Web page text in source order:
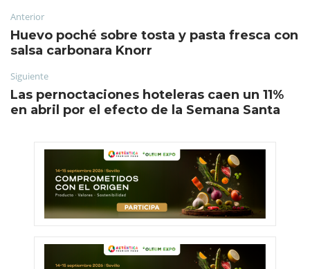
Anterior
Huevo poché sobre tosta y pasta fresca con
salsa carbonara Knorr
Siguiente
Las pernoctaciones hoteleras caen un 11%
en abril por el efecto de la Semana Santa